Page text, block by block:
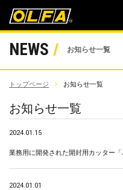
NEWS お知らせ一覧
トップページ お知らせ一覧
お知らせ一覧
2024.01.15
業務用に開発された開封用カッター
2024.01.01